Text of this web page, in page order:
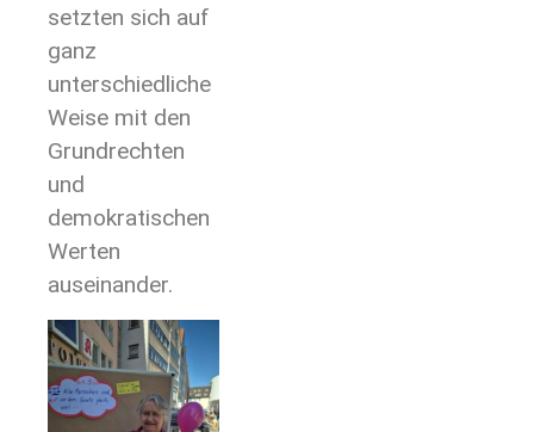
setzten sich auf
ganz
unterschiedliche
Weise mit den
Grundrechten
und
demokratischen
Werten
auseinander.